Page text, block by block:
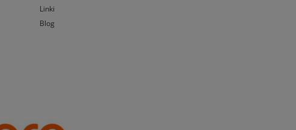
Linki
Blog